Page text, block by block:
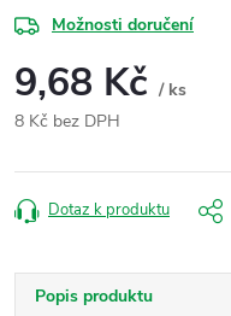
Možnosti doručení
9,68 Kč / ks
8 Kč bez DPH
cena:
Dotaz k produktu
Popis produktu